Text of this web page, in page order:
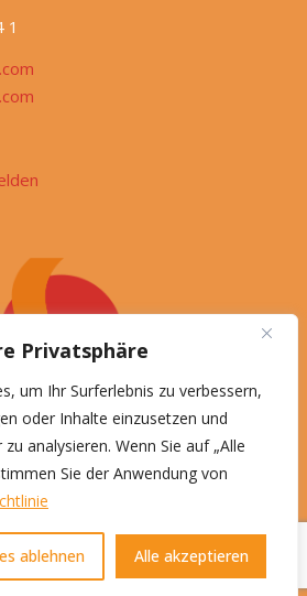
Privatsphäre
um Ihr Surferlebnis zu verbessern,
oder Inhalte einzusetzen und
analysieren. Wenn Sie auf „Alle
Sie der Anwendung von
ablehnen Alle akzeptieren
1
Schön, 2026
Datenschutz